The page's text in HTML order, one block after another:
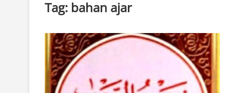
Tag: bahan ajar